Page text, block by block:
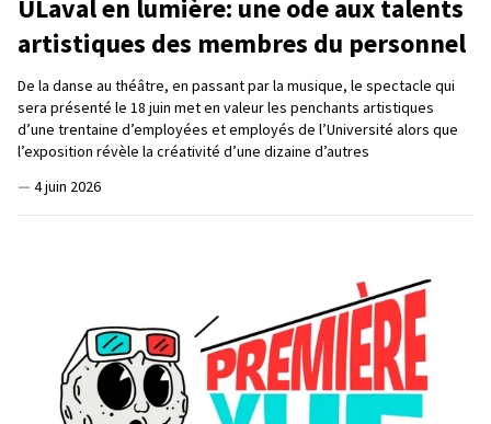
ULaval en lumière: une ode aux talents
artistiques des membres du personnel
De la danse au théâtre, en passant par la musique, le spectacle qui
sera présenté le 18 juin met en valeur les penchants artistiques
d’une trentaine d’employées et employés de l’Université alors que
l’exposition révèle la créativité d’une dizaine d’autres
— 4 juin 2026